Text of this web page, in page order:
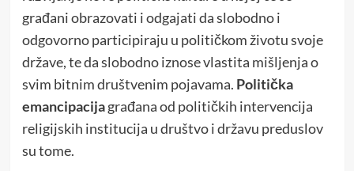
građani obrazovati i odgajati da slobodno i
odgovorno participiraju u političkom životu svoje
države, te da slobodno iznose vlastita mišljenja o
svim bitnim društvenim pojavama. Politička
emancipacijagrađana od političkih intervencija
religijskih institucija u društvo i državu preduslov
su tome.